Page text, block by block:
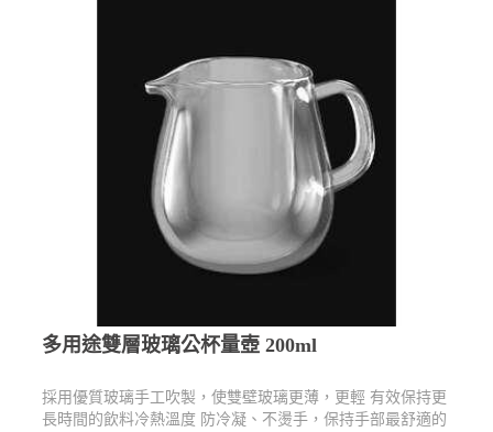
多用途雙層玻璃公杯量壺 200ml
採用優質玻璃手工吹製，使雙壁玻璃更薄，更輕 有效保持更
長時間的飲料冷熱溫度 防冷凝、不燙手，保持手部最舒適的